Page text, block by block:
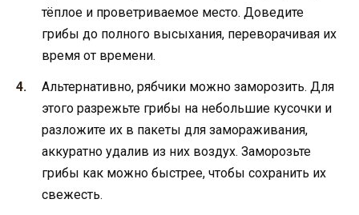
тёплое и проветриваемое место. Доведите
грибы до полного высыхания, переворачивая их
время от времени.
Альтернативно, рябчики можно заморозить. Для
этого разрежьте грибы на небольшие кусочки и
разложите их в пакеты для замораживания,
аккуратно удалив из них воздух. Заморозьте
грибы как можно быстрее, чтобы сохранить их
свежесть.